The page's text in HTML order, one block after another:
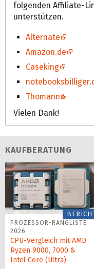
folgenden Affiliate-
unterstützen.
Alternate
Amazon.de
Caseking
Thomann
Vielen Dank!
KAUFBERATUNG
PROZESSOR-RANGLISTE
2026
CPU-Vergleich mit AMD
Ryzen 9000, 7000 &
Intel Core (Ultra)